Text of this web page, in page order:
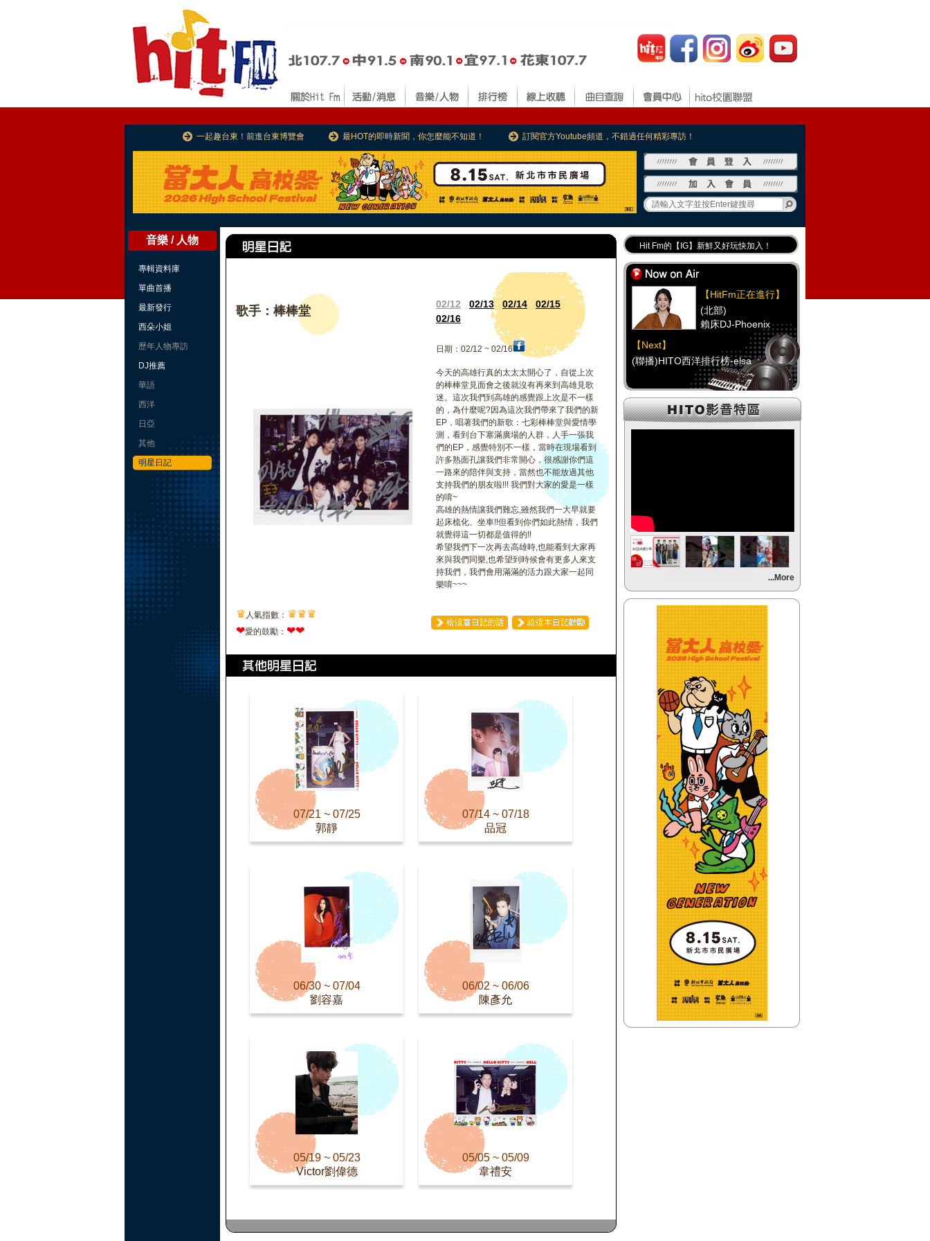
一起趣台東！前進台東博覽會 最HOT的即時新聞，你怎麼能不知道！ 訂閱官方Youtube頻道，不錯過任何精彩專訪！
音樂 / 人物
專輯資料庫
單曲首播
最新發行
西朵小姐
歷年人物專訪
DJ推薦
華語
西洋
日亞
其他
明星日記
歌手：棒棒堂 02/12 02/13 02/14
02/15
02/16
日期：02/12 ~ 02/16
今天的高雄行真的太太太開心了，自從上次
的棒棒堂見面會之後就沒有再來到高雄見歌
迷。這次我們到高雄的感覺跟上次是不一樣
的，為什麼呢?因為這次我們帶來了我們的新
EP，唱著我們的新歌：七彩棒棒堂與愛情學
測，看到台下塞滿廣場的人群，人手一張我
們的EP，感覺特別不一樣，當時在現場看到
許多熟面孔讓我們非常開心，很感謝你們這
一路來的陪伴與支持，當然也不能放過其他
支持我們的朋友啦!!! 我們對大家的愛是一樣
的唷~
高雄的熱情讓我們難忘,雖然我們一大早就要
起床梳化、坐車!!但看到你們如此熱情，我們
就覺得這一切都是值得的!!
希望我們下一次再去高雄時,也能看到大家再
來與我們同樂,也希望到時候會有更多人來支
持我們，我們會用滿滿的活力跟大家一起同
樂唷~~~
♛ 人氣指數： ♛♛♛
❤愛的鼓勵： ❤❤
07/21 ~ 07/25
郭靜
07/14 ~ 07/18
品冠
06/30 ~ 07/04
劉容嘉
06/02 ~ 06/06
陳彥允
05/19 ~ 05/23
Victor劉偉德
05/05 ~ 05/09
韋禮安
Hit Fm的【IG】新鮮又好玩快加入！
Hit Fm【FB臉書粉絲團】等你加入！
最專業《DJ推薦》好音樂千萬別錯過！
好康報報 最新優惠訊息都在這！
【HitFm正在進行】
(北部)
賴床DJ-Phoenix
【Next】
(聯播)HITO西洋排行榜-elsa
【HitFm正在進行】
(中部)
(南部)
點播特區-小米
【Next】
(宜蘭)
東STOP！MUSIC ON
【Next】
(聯播)HITO西洋排行榜-elsa
【HitFm正在進行】
(花東)
東STOP！MUSIC ON
AIR
【Next】
(聯播)HITO西洋排行榜-elsa
...More